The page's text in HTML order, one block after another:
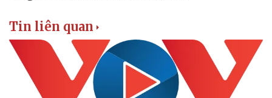
Tin liên quan